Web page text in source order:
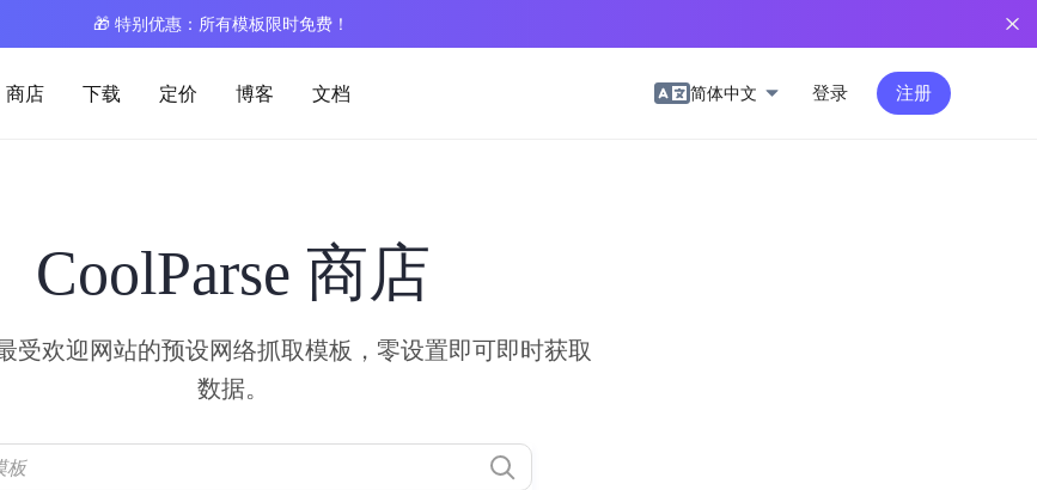
🎁 特别优惠：所有模板限时免费！
商店 下载 定价 博客 文档 简体中文 登录 注册
CoolParse 商店
受欢迎网站的预设网络抓取模板，零设置即可即时获取
数据。